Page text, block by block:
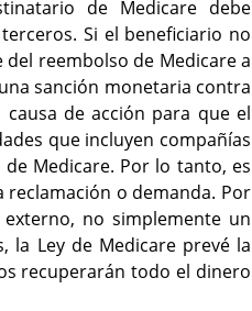
de Medicare debe
Si el beneficiario no
reembolso de Medicare a
sanción monetaria contra
de acción para que el
que incluyen compañías
Medicare. Por lo tanto, es
o demanda. Por
no simplemente un
la Ley de Medicare prevé la
recuperarán todo el dinero